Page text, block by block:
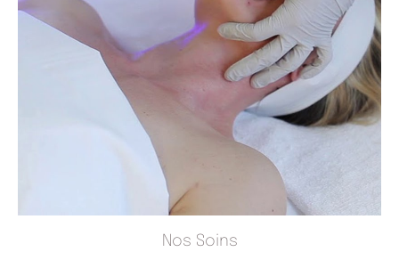
Nos Soins